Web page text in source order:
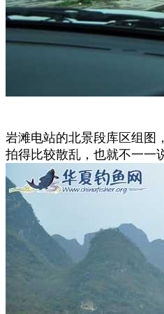
岩滩电站的北景段库区组图
拍得比较散乱，也就不一一